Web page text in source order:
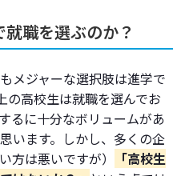
職を選ぶのか？
メジャーな選択肢は進学で
の高校生は就職を選んでお
るに十分なボリュームがあ
います。 しかし、多くの企
方は悪いですが）
「高校生